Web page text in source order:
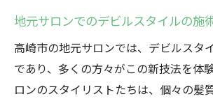
地元サロンでのデビルスタイルの施
高崎市の地元サロンでは、デビルスタ
であり、多くの方々がこの新技法を体
ロンのスタイリストたちは、個々の髪